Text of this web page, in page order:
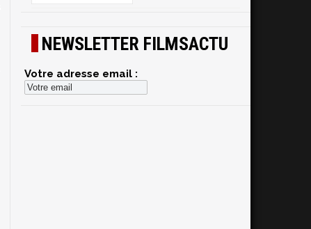
NEWSLETTER FILMSACTU
Votre adresse email :